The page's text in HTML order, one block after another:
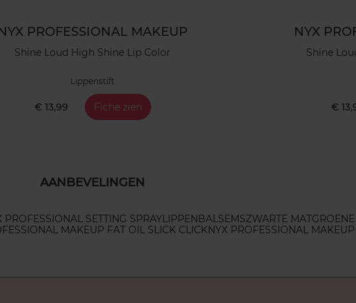
PROFESSIONAL MAKEUP
Shine Loud High Shine Lip Color
Lippenstift
€ 13,99 Fiche zien
NYX
Shine
€
AANBEVELINGEN
PROFESSIONAL SETTING SPRAYLIPPENBALSEMSZWARTE MAT
MAKEUP FAT OIL SLICK CLICKNYX PROFESSIONAL